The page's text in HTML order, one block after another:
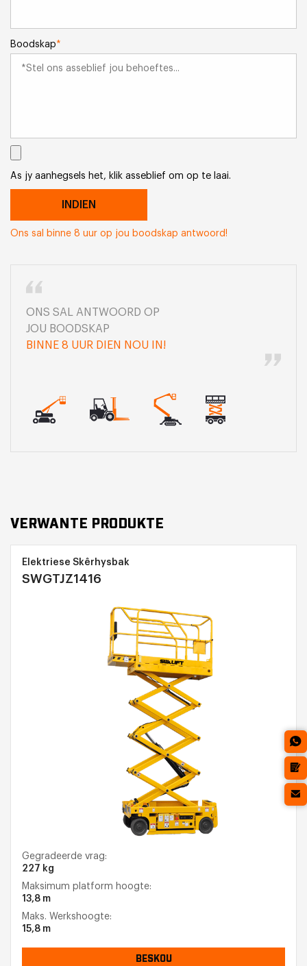
Boodskap*
As jy aanhegsels het, klik asseblief om op te laai.
Ons sal binne 8 uur op jou boodskap antwoord!
ONS SAL ANTWOORD OP
JOU BOODSKAP
BINNE 8 UUR DIEN NOU IN!
VERWANTE PRODUKTE
Elektriese Skêrhysbak
SWGTJZ1416
Gegradeerde vrag:
227 kg
Maksimum platform hoogte:
13,8 m
Maks. Werkshoogte:
15,8 m
BESKOU